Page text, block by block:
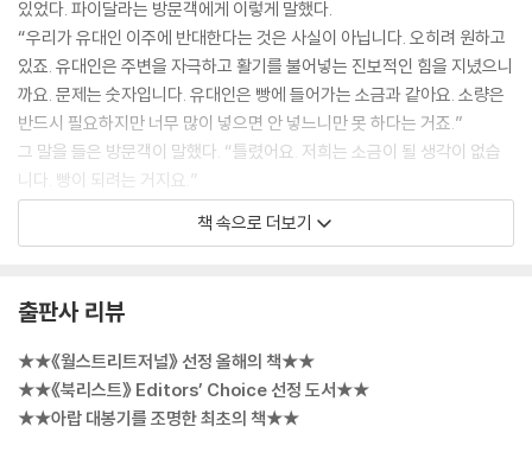
있었다. 파이달라는 방문객에게 이렇게 말했다.
“우리가 유대인 이주에 반대한다는 것은 사실이 아닙니다. 오히려 원하고
있죠. 유대인은 주변을 자극하고 활기를 불어넣는 진보적인 힘을 지녔으니
까요. 문제는 숫자입니다. 유대인은 빵에 들어가는 소금과 같아요. 소량은
반드시 필요하지만 너무 많이 넣으면 안 넣느니만 못 하다는 거죠.”
그 말을 들은 방문객이 말했다. “틀렸어요. 저희는 소금이 될 생각이 없습
니다. 빵이 되려는 거지요.”
--- p.27, 「1장 평온한 사막의 지배자들」중에서
일을 회상하며 “축복의 하나님이 크신 자비로 우리에게 뒷집의 아랍인을
보내주셨다”고 기록했다. 그를 구한 아랍인의 이름은 아부 마무드 알 쿠르
디야였다. 쿠르디야 부부는 유대인을 자기 집에 숨기고 문 앞에 서서 폭도
들에게 근처에 유대인이 없다고 말했다. 부부는 유대인 이웃을 숨긴 집 안
책 속으로 더보기
출판사 리뷰
★★《월스트리트저널》 선정 올해의 책★★
★★《북리스트》 Editors’ Choice 선정 도서★★
★★아랍 대봉기를 조명한 최초의 책★★